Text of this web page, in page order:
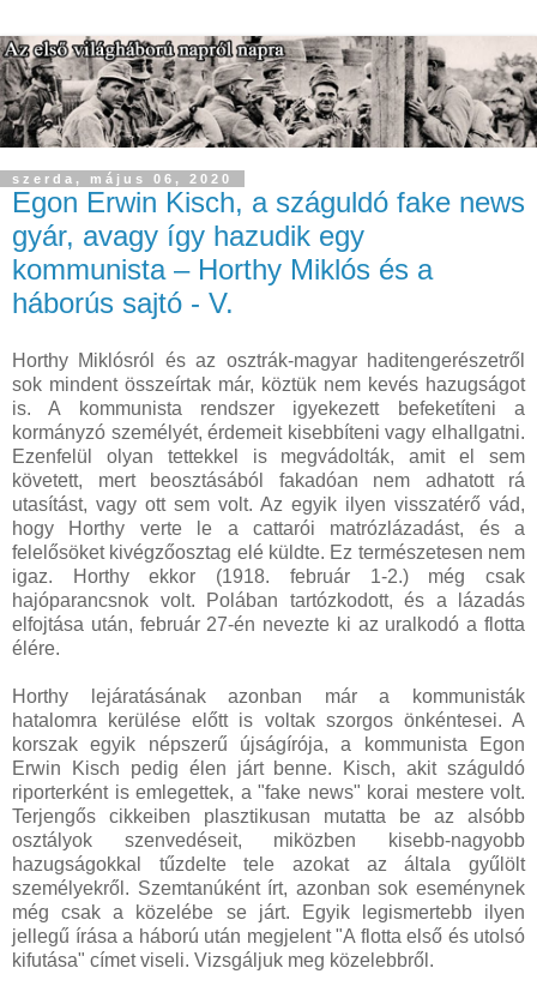
szerda, május 06, 2020
Egon Erwin Kisch, a száguldó fake news
gyár, avagy így hazudik egy
kommunista – Horthy Miklós és a
háborús sajtó - V.
Horthy Miklósról és az osztrák-magyar haditengerészetről
sok mindent összeírtak már, köztük nem kevés hazugságot
is. A kommunista rendszer igyekezett befeketíteni a
kormányzó személyét, érdemeit kisebbíteni vagy elhallgatni.
Ezenfelül olyan tettekkel is megvádolták, amit el sem
követett, mert beosztásából fakadóan nem adhatott rá
utasítást, vagy ott sem volt. Az egyik ilyen visszatérő vád,
hogy Horthy verte le a cattarói matrózlázadást, és a
felelősöket kivégzőosztag elé küldte. Ez természetesen nem
igaz. Horthy ekkor (1918. február 1-2.) még csak
hajóparancsnok volt. Polában tartózkodott, és a lázadás
elfojtása után, február 27-én nevezte ki az uralkodó a flotta
élére.
Horthy lejáratásának azonban már a kommunisták
hatalomra kerülése előtt is voltak szorgos önkéntesei. A
korszak egyik népszerű újságírója, a kommunista Egon
Erwin Kisch pedig élen járt benne. Kisch, akit száguldó
riporterként is emlegettek, a "fake news" korai mestere volt.
Terjengős cikkeiben plasztikusan mutatta be az alsóbb
osztályok szenvedéseit, miközben kisebb-nagyobb
hazugságokkal tűzdelte tele azokat az általa gyűlölt
személyekről. Szemtanúként írt, azonban sok eseménynek
még csak a közelébe se járt. Egyik legismertebb ilyen
jellegű írása a háború után megjelent "A flotta első és utolsó
kifutása" címet viseli. Vizsgáljuk meg közelebbről.